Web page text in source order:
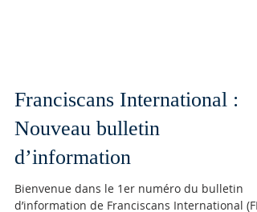
Franciscans International :
Nouveau bulletin